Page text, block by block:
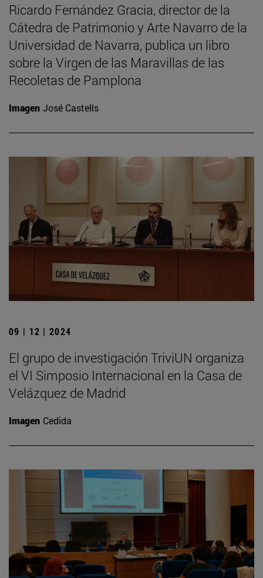
Ricardo Fernández Gracia, director de la
Cátedra de Patrimonio y Arte Navarro de la
Universidad de Navarra, publica un libro
sobre la Virgen de las Maravillas de las
Recoletas de Pamplona
Imagen José Castells
09 | 12 | 2024
El grupo de investigación TriviUN organiza
el VI Simposio Internacional en la Casa de
Velázquez de Madrid
Imagen Cedida